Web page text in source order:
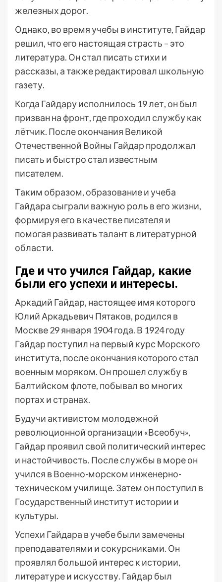
железных дорог.
Однако, во время учебы в институте, Гайдар
решил, что его настоящая страсть – это
литература. Он стал писать стихи и
рассказы, а также редактировал школьную
газету.
Когда Гайдару исполнилось 19 лет, он был
призван на фронт, где проходил службу как
лётчик. После окончания Великой
Отечественной Войны Гайдар продолжал
писать и быстро стал известным
писателем.
Таким образом, образование и учеба
Гайдара сыграли важную роль в его жизни,
формируя его в качестве писателя и
помогая развивать талант в литературной
области.
Где и что учился Гайдар, какие
были его успехи и интересы.
Аркадий Гайдар, настоящее имя которого
Юлий Аркадьевич Пятаков, родился в
Москве 29 января 1904 года. В 1924 году
Гайдар поступил на первый курс Морского
института, после окончания которого стал
военным моряком. Он прошел службу в
Балтийском флоте, побывал во многих
портах и странах.
Будучи активистом молодежной
революционной организации «Всеобуч»,
Гайдар проявил свой политический интерес
и настойчивость. После службы в море он
учился в Военно-морском инженерно-
техническом училище. Затем он поступил в
Государственный институт истории и
культуры.
Успехи Гайдара в учебе были замечены
преподавателями и сокурсниками. Он
проявлял большой интерес к истории,
литературе и искусству. Гайдар был